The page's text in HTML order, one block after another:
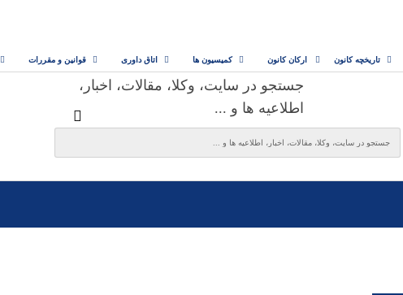
تاریخچه کانون ارکان کانون کمیسیون ها اتاق داوری قوانین و مقررات
جستجو در سایت، وکلا، مقالات، اخبار،
اطلاعیه ها و ...